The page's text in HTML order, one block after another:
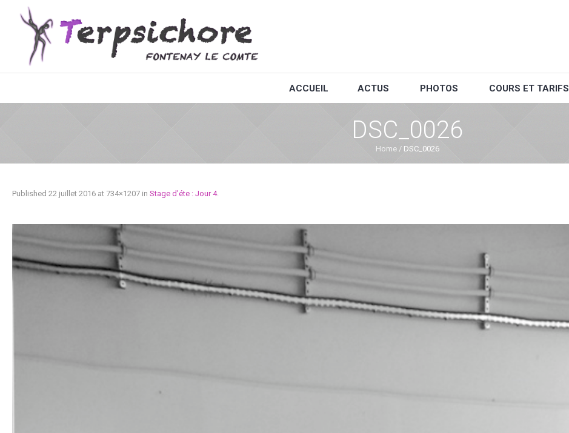
ACCUEIL ACTUS PHOTOS COURS ET TARIFS
DSC_0026
Home / DSC_0026
Published 22 juillet 2016 at 734×1207 in Stage d’éte : Jour 4.